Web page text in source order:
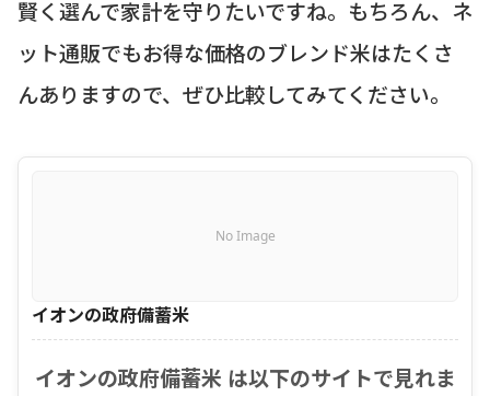
賢く選んで家計を守りたいですね。もちろん、ネ
ット通販でもお得な価格のブレンド米はたくさ
んありますので、ぜひ比較してみてください。
No Image
イオンの政府備蓄米
イオンの政府備蓄米 は以下のサイトで見れま